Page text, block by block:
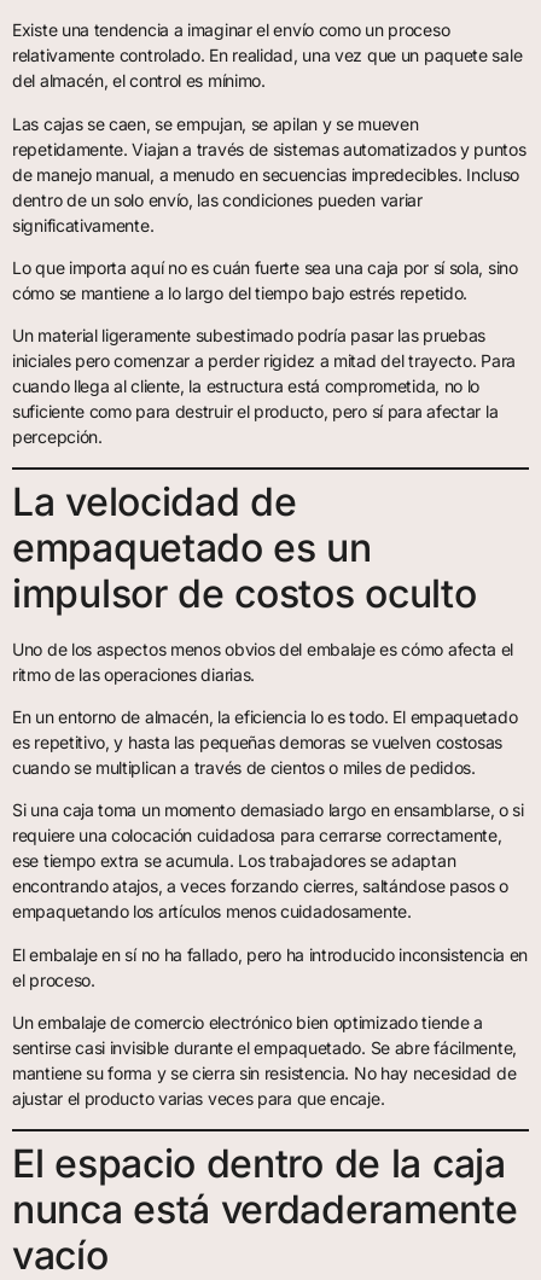
Existe una tendencia a imaginar el envío como un proceso
relativamente controlado. En realidad, una vez que un paquete sale
del almacén, el control es mínimo.
Las cajas se caen, se empujan, se apilan y se mueven
repetidamente. Viajan a través de sistemas automatizados y puntos
de manejo manual, a menudo en secuencias impredecibles. Incluso
dentro de un solo envío, las condiciones pueden variar
significativamente.
Lo que importa aquí no es cuán fuerte sea una caja por sí sola, sino
cómo se mantiene a lo largo del tiempo bajo estrés repetido.
Un material ligeramente subestimado podría pasar las pruebas
iniciales pero comenzar a perder rigidez a mitad del trayecto. Para
cuando llega al cliente, la estructura está comprometida, no lo
suficiente como para destruir el producto, pero sí para afectar la
percepción.
La velocidad de
empaquetado es un
impulsor de costos oculto
Uno de los aspectos menos obvios del embalaje es cómo afecta el
ritmo de las operaciones diarias.
En un entorno de almacén, la eficiencia lo es todo. El empaquetado
es repetitivo, y hasta las pequeñas demoras se vuelven costosas
cuando se multiplican a través de cientos o miles de pedidos.
Si una caja toma un momento demasiado largo en ensamblarse, o si
requiere una colocación cuidadosa para cerrarse correctamente,
ese tiempo extra se acumula. Los trabajadores se adaptan
encontrando atajos, a veces forzando cierres, saltándose pasos o
empaquetando los artículos menos cuidadosamente.
El embalaje en sí no ha fallado, pero ha introducido inconsistencia en
el proceso.
Un embalaje de comercio electrónico bien optimizado tiende a
sentirse casi invisible durante el empaquetado. Se abre fácilmente,
mantiene su forma y se cierra sin resistencia. No hay necesidad de
ajustar el producto varias veces para que encaje.
El espacio dentro de la caja
nunca está verdaderamente
vacío